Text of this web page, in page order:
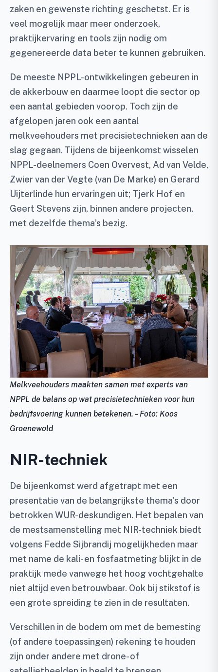
zaken en gewenste richting geschetst. Er is
veel mogelijk maar meer onderzoek,
praktijkervaring en tools zijn nodig om
gegenereerde data beter te kunnen gebruiken.
De meeste NPPL-ontwikkelingen gebeuren in
de akkerbouw en daarmee loopt die sector op
een aantal gebieden voorop. Toch zijn de
afgelopen jaren ook een aantal
melkveehouders met precisietechnieken aan de
slag gegaan. Tijdens de bijeenkomst wisselen
NPPL-deelnemers Coen Overvest, Ad van Velde,
Zwier van der Vegte (van De Marke) en Gerard
Uijterlinde hun ervaringen uit; Tjerk Hof en
Geert Stevens zijn, binnen andere projecten,
met dezelfde thema’s bezig.
Melkveehouders maakten samen met experts van
NPPL de balans op wat precisietechnieken voor hun
bedrijfsvoering kunnen betekenen. – Foto: Koos
Groenewold
NIR-techniek
De bijeenkomst werd afgetrapt met een
presentatie van de belangrijkste thema’s door
betrokken WUR-deskundigen. Het bepalen van
de mestsamenstelling met NIR-techniek biedt
volgens Fedde Sijbrandij mogelijkheden maar
met name de kali- en fosfaatmeting blijkt in de
praktijk mede vanwege het hoog vochtgehalte
niet altijd even betrouwbaar. Ook bij stikstof is
een grote spreiding te zien in de resultaten.
Verschillen in de bodem om met de bemesting
(of andere toepassingen) rekening te houden
zijn onder andere met drone- of